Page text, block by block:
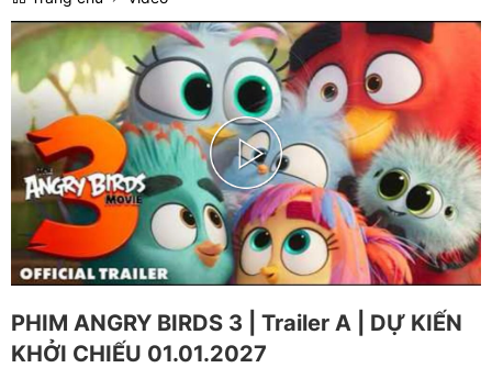
Play
Video
PHIM ANGRY BIRDS 3 | Trailer A | DỰ KIẾN
KHỞI CHIẾU 01.01.2027